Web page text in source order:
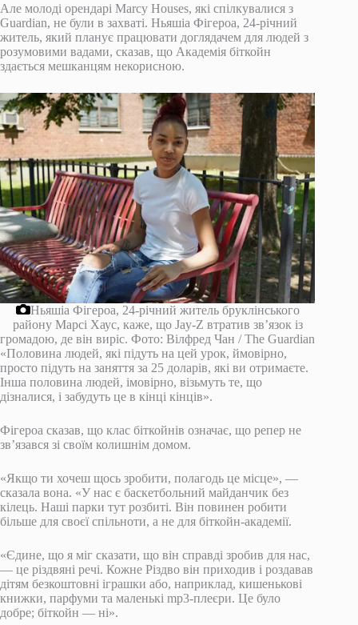
Але молоді орендарі Marcy Houses, які спілкувалися з
Guardian, не були в захваті. Ньяшіа Фігероа, 24-річний
житель, який планує працювати доглядачем для людей з
розумовими вадами, сказав, що Академія біткойн
здається мешканцям некорисною.
Ньяшіа Фігероа, 24-річний житель бруклінського
району Марсі Хаус, каже, що Jay-Z втратив зв’язок із
громадою, де він виріс. Фото: Вілфред Чан / The Guardian
«Половина людей, які підуть на цей урок, ймовірно,
просто підуть на заняття за 25 доларів, які ви отримаєте.
Інша половина людей, імовірно, візьмуть те, що
дізналися, і забудуть це в кінці кінців».
Фігероа сказав, що клас біткойнів означає, що репер не
зв’язався зі своїм колишнім домом.
«Якщо ти хочеш щось зробити, полагодь це місце», —
сказала вона. «У нас є баскетбольний майданчик без
кілець. Наші парки тут розбиті. Він повинен робити
більше для своєї спільноти, а не для біткойн-академії.
«Єдине, що я міг сказати, що він справді зробив для нас,
— це різдвяні речі. Кожне Різдво він приходив і роздавав
дітям безкоштовні іграшки або, наприклад, кишенькові
книжки, парфуми та маленькі mp3-плеєри. Це було
добре; біткойн — ні».